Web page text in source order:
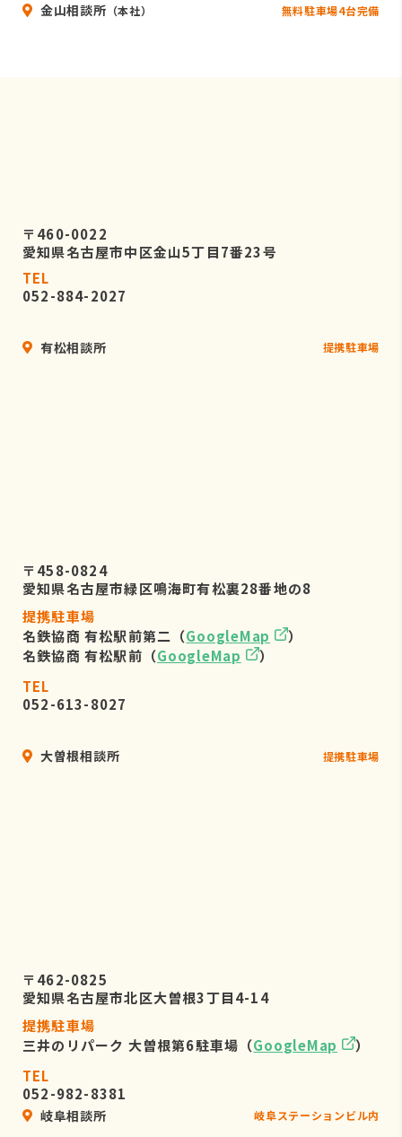
結し、お客様の個人情報を厳密に管理
その際、弊社はお客様ご本人を確認さ
せていただいたうえで、合理的な期間
内に対応いたします。
先は、次の通りです。
お客様がご自身の個人情報を弊社に提
供されるか否かは、お客様のご判断に
よりますが、もしご提供されない場合
には、適切なサービスが提供できない
場合がありますので予めご了承くださ
金山相談所 （本社） 無料駐車場4台完備
〒460-0022
愛知県名古屋市中区金山5丁目7番23号
TEL
052-884-2027
有松相談所 提携駐車場
〒458-0824
愛知県名古屋市緑区鳴海町有松裏28番地の8
提携駐車場
名鉄協商 有松駅前第二（GoogleMap
）
名鉄協商 有松駅前（GoogleMap
）
TEL
052-613-8027
大曽根相談所 提携駐車場
〒462-0825
愛知県名古屋市北区大曽根3丁目4-14
提携駐車場
三井のリパーク 大曽根第6駐車場（GoogleMap
）
TEL
052-982-8381
岐阜相談所 岐阜ステーションビル内